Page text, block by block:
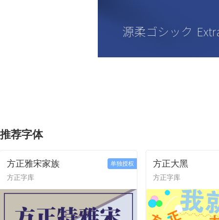
推荐字体
方正雅宋家族
方正字库
单独授权 方正大黑
方正字库